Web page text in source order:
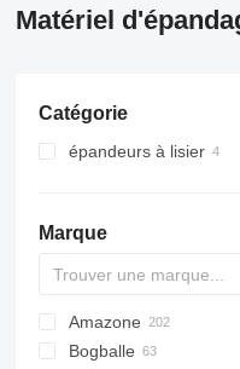
Matériel
Catégorie
épandeurs à lisier
Marque
Exacta
XPL
Amazone
Catros
HTS
TSW
ELYTE
Bogballe